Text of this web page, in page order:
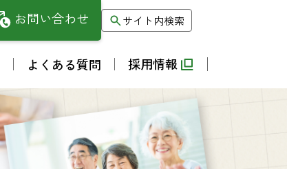
お問い合わせ サイト内検索
よくある質問 採用情報